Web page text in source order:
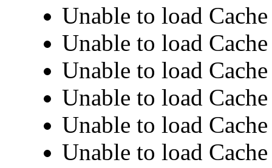
Unable to load
Unable to load
Unable to load
Unable to load
Unable to load
Unable to load